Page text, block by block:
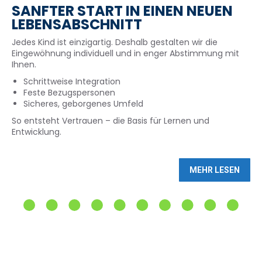
SANFTER START IN EINEN NEUEN
LEBENSABSCHNITT
Jedes Kind ist einzigartig. Deshalb gestalten wir die
Eingewöhnung individuell und in enger Abstimmung mit
Ihnen.
Schrittweise Integration
Feste Bezugspersonen
Sicheres, geborgenes Umfeld
So entsteht Vertrauen – die Basis für Lernen und
Entwicklung.
MEHR LESEN